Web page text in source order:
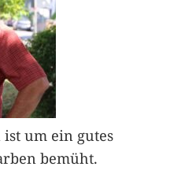
um ein gutes
bemüht.